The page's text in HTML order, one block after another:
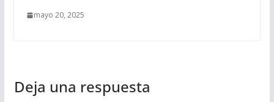
mayo 20, 2025
Deja una respuesta